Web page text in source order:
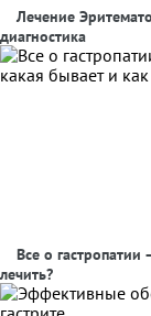
Лечение
диагностика
Все о гастропатии
лечить?